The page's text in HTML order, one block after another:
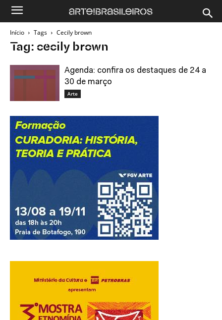
Início Tags Cecily brown
Tag: cecily brown
Agenda: confira os destaques de 24 a
30 de março
Arte